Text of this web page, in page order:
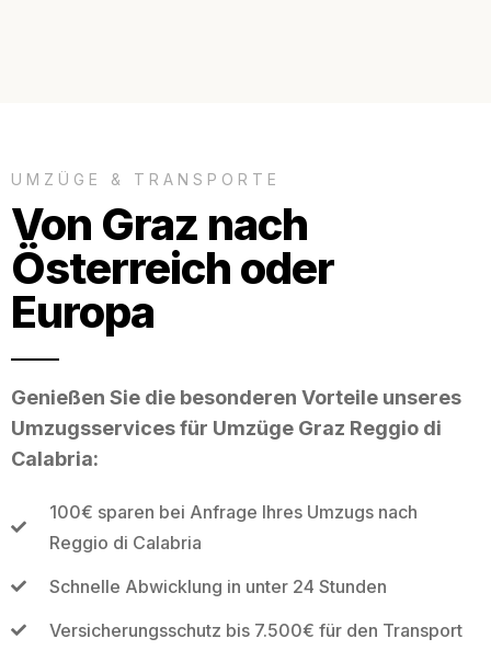
UMZÜGE & TRANSPORTE
Von Graz nach
Österreich oder
Europa
Genießen Sie die besonderen Vorteile unseres
Umzugsservices für Umzüge Graz Reggio di
Calabria:
100€ sparen bei Anfrage Ihres Umzugs nach
Reggio di Calabria
Schnelle Abwicklung in unter 24 Stunden
Versicherungsschutz bis 7.500€ für den Transport